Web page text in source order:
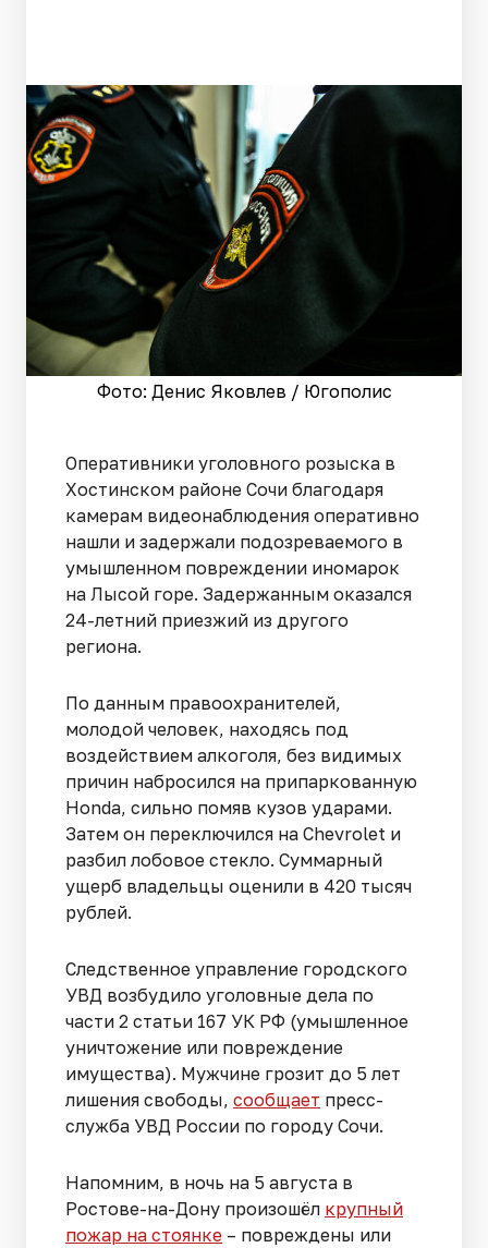
Фото: Денис Яковлев / Югополис
Оперативники уголовного розыска в
Хостинском районе Сочи благодаря
камерам видеонаблюдения оперативно
нашли и задержали подозреваемого в
умышленном повреждении иномарок
на Лысой горе. Задержанным оказался
24-летний приезжий из другого
региона.
По данным правоохранителей,
молодой человек, находясь под
воздействием алкоголя, без видимых
причин набросился на припаркованную
Honda, сильно помяв кузов ударами.
Затем он переключился на Chevrolet и
разбил лобовое стекло. Суммарный
ущерб владельцы оценили в 420 тысяч
рублей.
Следственное управление городского
УВД возбудило уголовные дела по
части 2 статьи 167 УК РФ (умышленное
уничтожение или повреждение
имущества). Мужчине грозит до 5 лет
лишения свободы, сообщает пресс-
служба УВД России по городу Сочи.
Напомним, в ночь на 5 августа в
Ростове-на-Дону произошёл крупный
пожар на стоянке – повреждены или